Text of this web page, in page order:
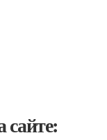
сайте: